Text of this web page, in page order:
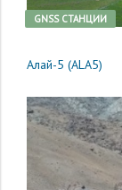
GNSS CТАНЦИИ
Алай-5 (ALA5)